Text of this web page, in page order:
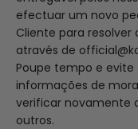
efectuar um novo
Cliente para
através de
Poupe tempo e evite
informações de
verificar novamente
outros.